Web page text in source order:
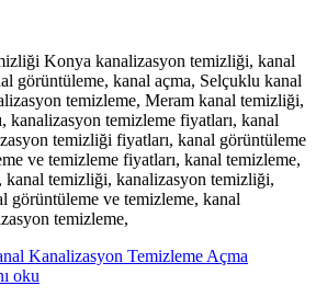
Konya kanalizasyon temizliği, kanal
görüntüleme, kanal açma, Selçuklu kanal
temizleme, Meram kanal temizliği,
kanalizasyon temizleme fiyatları, kanal
temizliği fiyatları, kanal görüntüleme
ve temizleme fiyatları, kanal temizleme,
kanal temizliği, kanalizasyon temizliği,
görüntüleme ve temizleme, kanal
temizleme,
Kanalizasyon Temizleme Açma
oku